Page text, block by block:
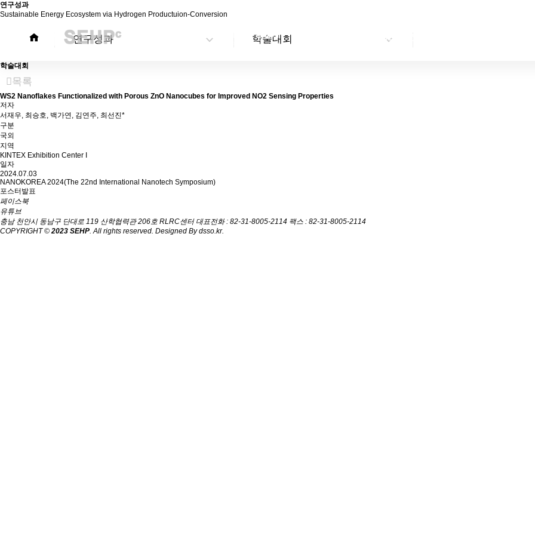
센터소개
연구성과
Sustainable Energy Ecosystem via Hydrogen Productuion-Conversion
연구성과 학술대회
학술대회
목록
WS2 Nanoflakes Functionalized with Porous ZnO Nanocubes for Improved NO2 Sensing Properties
저자
서재우, 최승호, 백가연, 김연주, 최선진*
구분
국외
지역
KINTEX Exhibition Center I
일자
2024.07.03
NANOKOREA 2024(The 22nd International Nanotech Symposium)
포스터발표
페이스북
유튜브
충남 천안시 동남구 단대로 119 산학협력관 206호 RLRC센터 대표전화 : 82-31-8005-2114 팩스 : 82-31-8005-2114
COPYRIGHT ©2023 SEHP. All rights reserved. Designed Bydsso.kr.